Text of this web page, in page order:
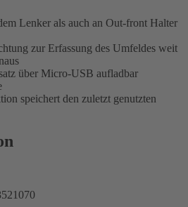
Lenker als auch an Out-front Halter
zur Erfassung des Umfeldes weit
über Micro-USB aufladbar
speichert den zuletzt genutzten